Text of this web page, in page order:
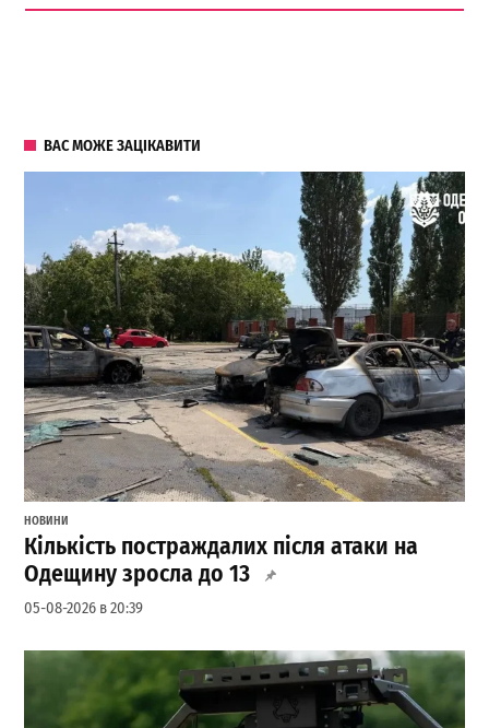
ВАС МОЖЕ ЗАЦІКАВИТИ
НОВИНИ
Кількість постраждалих після атаки на
Одещину зросла до 13
05-08-2026 в 20:39